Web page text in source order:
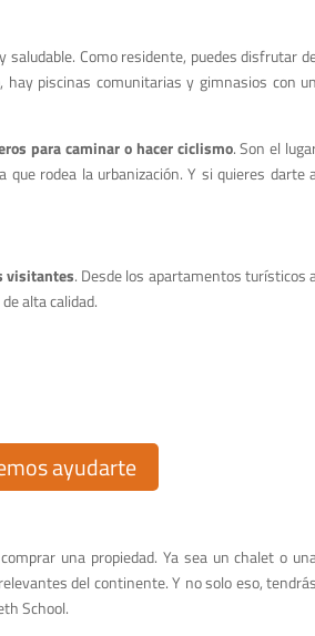
Como residente, puedes disfrutar
hay piscinas comunitarias y gimnasios con un
para caminar o hacer ciclismo. Son el
rodea la urbanización. Y si quieres darte
visitantes. Desde los apartamentos turísticos
alta calidad.
ayudarte
una propiedad. Ya sea un chalet o
del continente. Y no solo eso, tendrás
School.